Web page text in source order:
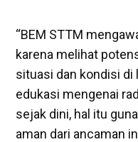
“BEM STTM
karena melihat
situasi dan kondisi di
edukasi mengenai
sejak dini, hal itu
aman dari ancaman